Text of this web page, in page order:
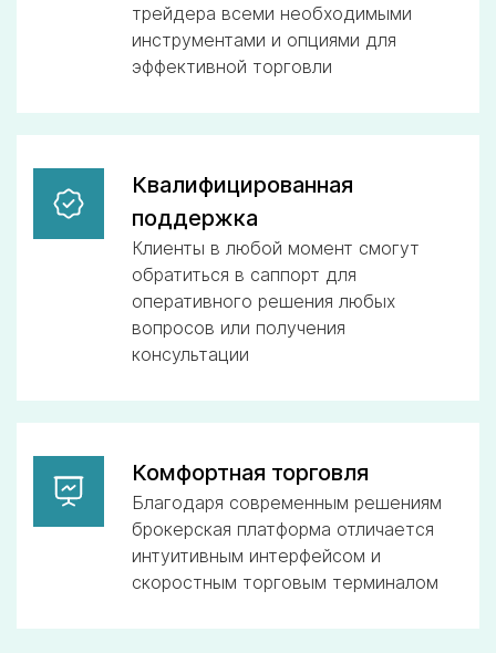
трейдера всеми необходимыми
инструментами и опциями для
эффективной торговли
Квалифицированная
поддержка
Клиенты в любой момент смогут
обратиться в саппорт для
оперативного решения любых
вопросов или получения
консультации
Комфортная торговля
Благодаря современным решениям
брокерская платформа отличается
интуитивным интерфейсом и
скоростным торговым терминалом